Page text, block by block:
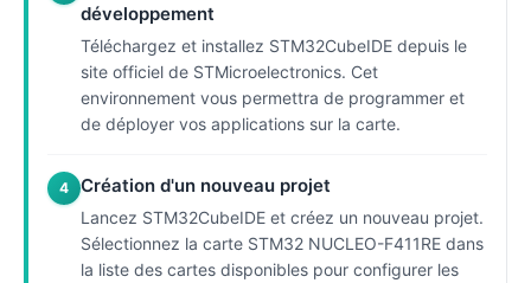
développement
Téléchargez et installez STM32CubeIDE depuis le
site officiel de STMicroelectronics. Cet
environnement vous permettra de programmer et
de déployer vos applications sur la carte.
4 Création d'un nouveau projet
Lancez STM32CubeIDE et créez un nouveau projet.
Sélectionnez la carte STM32 NUCLEO-F411RE dans
la liste des cartes disponibles pour configurer les